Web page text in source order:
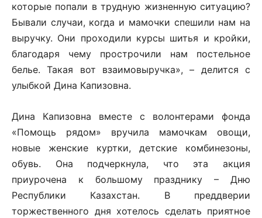
которые попали в трудную жизненную ситуацию?
Бывали случаи, когда и мамочки спешили нам на
выручку. Они проходили курсы шитья и кройки,
благодаря чему прострочили нам постельное
белье. Такая вот взаимовыручка», – делится с
улыбкой Дина Капизовна.
Дина Капизовна вместе с волонтерами фонда
«Помощь рядом» вручила мамочкам овощи,
новые женские куртки, детские комбинезоны,
обувь. Она подчеркнула, что эта акция
приурочена к большому празднику – Дню
Республики Казахстан. В преддверии
торжественного дня хотелось сделать приятное